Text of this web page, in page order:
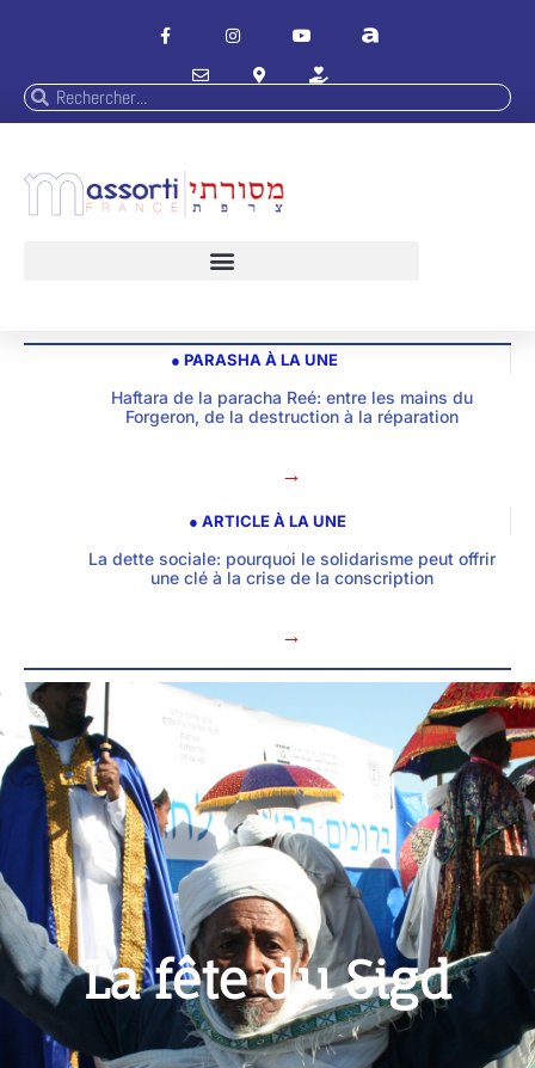
● PARASHA À LA UNE
Haftara de la paracha Reé: entre les mains du
Forgeron, de la destruction à la réparation
→
● ARTICLE À LA UNE
La dette sociale: pourquoi le solidarisme peut offrir
une clé à la crise de la conscription
→
La fête du Sigd